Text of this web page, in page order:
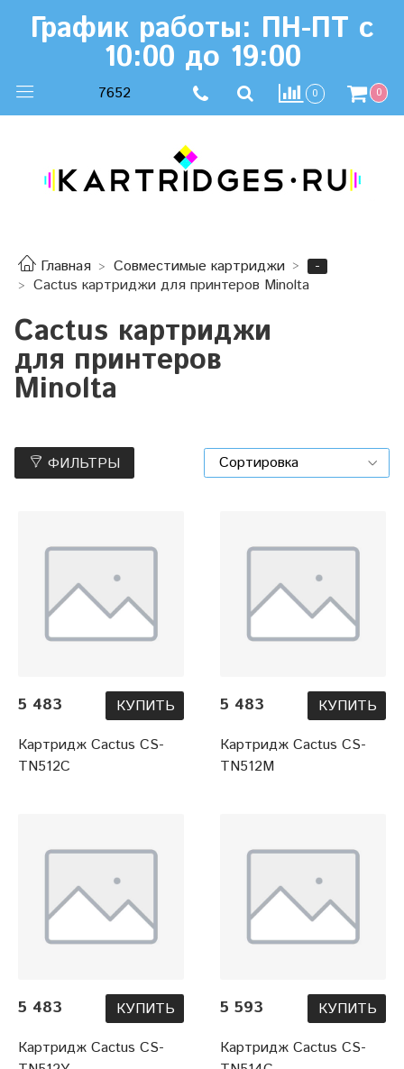
График работы: ПН-ПТ с
10:00 до 19:00
7652 0 0
Главная Совместимые картриджи
-
Cactus картриджи для принтеров Minolta
Cactus картриджи
для принтеров
Minolta
ФИЛЬТРЫ
5 483
КУПИТЬ
Картридж Cactus CS-
TN512C
5 483
КУПИТЬ
Картридж Cactus CS-
TN512M
5 483
КУПИТЬ
Картридж Cactus CS-
5 593
КУПИТЬ
Картридж Cactus CS-